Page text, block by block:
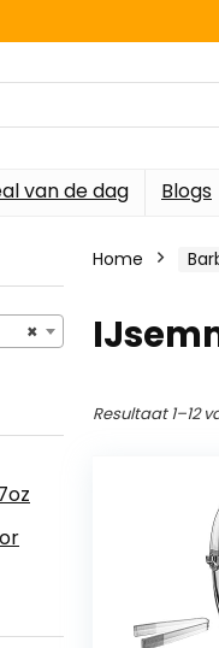
van de dag Blogs
×
Home
Resultaat 1–12